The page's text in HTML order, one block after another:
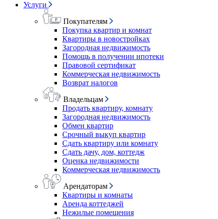
Услуги
Покупателям
Покупка квартир и комнат
Квартиры в новостройках
Загородная недвижимость
Помощь в получении ипотеки
Правовой сертификат
Коммерческая недвижимость
Возврат налогов
Владельцам
Продать квартиру, комнату
Загородная недвижимость
Обмен квартир
Срочный выкуп квартир
Сдать квартиру или комнату
Сдать дачу, дом, коттедж
Оценка недвижимости
Коммерческая недвижимость
Арендаторам
Квартиры и комнаты
Аренда коттеджей
Нежилые помещения